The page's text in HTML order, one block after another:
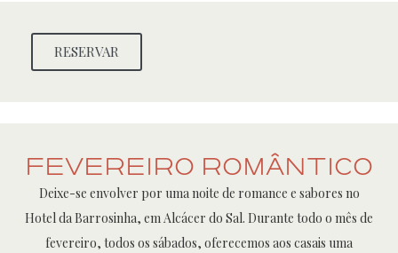
RESERVAR
Fevereiro Romântico
Deixe-se envolver por uma noite de romance e sabores no
Hotel da Barrosinha, em Alcácer do Sal. Durante todo o mês de
fevereiro, todos os sábados, oferecemos aos casais uma